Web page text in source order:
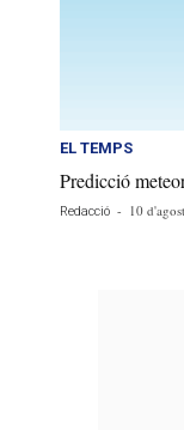
EL TEMPS
Predicció
Redacció - 10